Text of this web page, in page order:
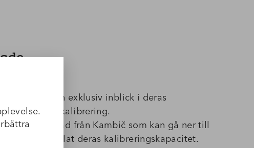
och fått en exklusiv inblick i deras
temperaturkalibrering.
från Kambič som kan gå ner till
som tredubblat deras kalibreringskapacitet.